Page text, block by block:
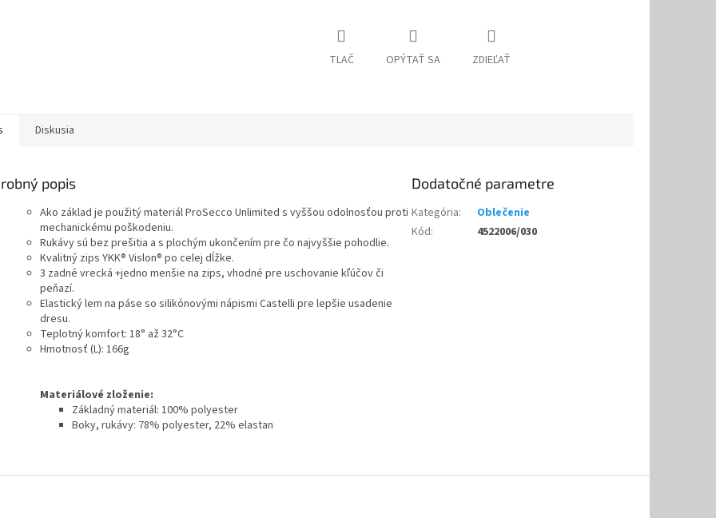
TLAČ OPÝTAŤ SA ZDIEĽAŤ
Diskusia
popis
Ako základ je použitý materiál ProSecco Unlimited s vyššou odolnosťou proti
mechanickému poškodeniu.
Rukávy sú bez prešitia a s plochým ukončením pre čo najvyššie pohodlie.
Kvalitný zips YKK® Vislon® po celej dĺžke.
3 zadné vrecká +jedno menšie na zips, vhodné pre uschovanie kľúčov či
peňazí.
Elastický lem na páse so silikónovými nápismi Castelli pre lepšie usadenie
dresu.
Teplotný komfort: 18° až 32°C
Hmotnosť (L): 166g
Materiálové zloženie:
Základný materiál: 100% polyester
Boky, rukávy: 78% polyester, 22% elastan
Dodatočné parametre
Kategória:
Oblečenie
Kód: 4522006/030